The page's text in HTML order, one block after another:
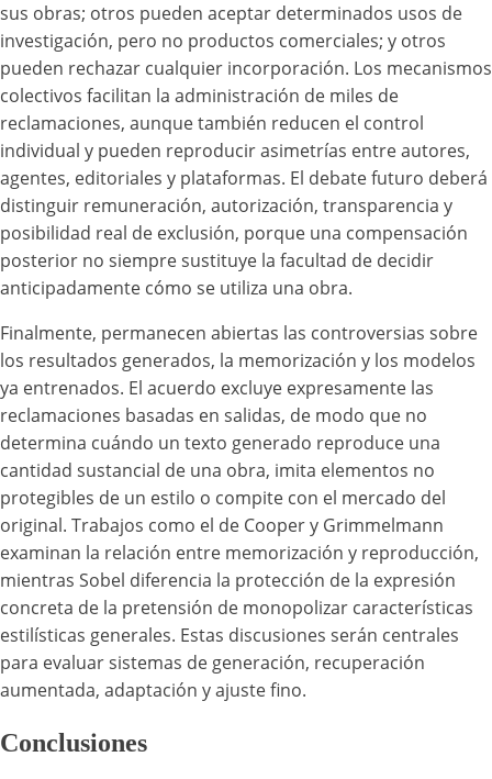
sus obras; otros pueden aceptar determinados usos de
investigación, pero no productos comerciales; y otros
pueden rechazar cualquier incorporación. Los mecanismos
colectivos facilitan la administración de miles de
reclamaciones, aunque también reducen el control
individual y pueden reproducir asimetrías entre autores,
agentes, editoriales y plataformas. El debate futuro deberá
distinguir remuneración, autorización, transparencia y
posibilidad real de exclusión, porque una compensación
posterior no siempre sustituye la facultad de decidir
anticipadamente cómo se utiliza una obra.
Finalmente, permanecen abiertas las controversias sobre
los resultados generados, la memorización y los modelos
ya entrenados. El acuerdo excluye expresamente las
reclamaciones basadas en salidas, de modo que no
determina cuándo un texto generado reproduce una
cantidad sustancial de una obra, imita elementos no
protegibles de un estilo o compite con el mercado del
original. Trabajos como el de Cooper y Grimmelmann
examinan la relación entre memorización y reproducción,
mientras Sobel diferencia la protección de la expresión
concreta de la pretensión de monopolizar características
estilísticas generales. Estas discusiones serán centrales
para evaluar sistemas de generación, recuperación
aumentada, adaptación y ajuste fino.
Conclusiones